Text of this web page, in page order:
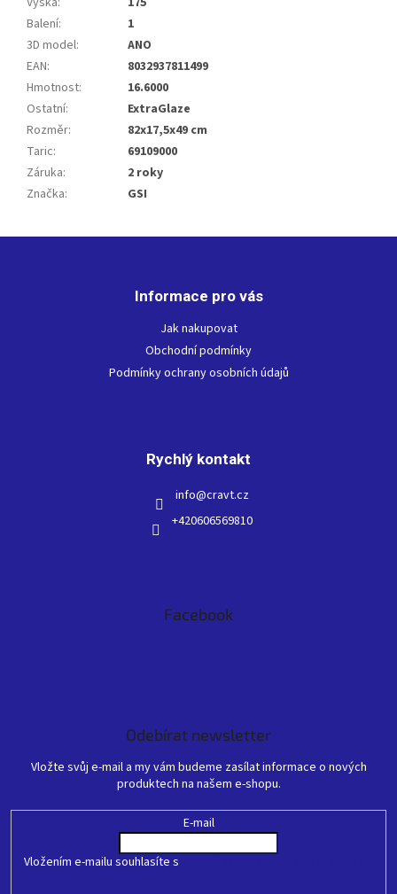
Balení:
1
3D model:
ANO
EAN:
8032937811499
Hmotnost:
16.6000
Ostatní:
ExtraGlaze
Rozměr:
82x17,5x49 cm
Taric:
69109000
Záruka:
2 roky
Značka: GSI
Informace pro vás
Jak nakupovat
Obchodní podmínky
Podmínky ochrany osobních údajů
Rychlý kontakt
info@cravt.cz
+420606569810
Facebook
Odebírat newsletter
Vložte svůj e-mail a my vám budeme zasílat informace o nových
produktech na našem e-shopu.
E-mail
Vložením e-mailu souhlasíte s